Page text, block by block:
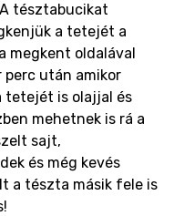
tésztabucikat
a tetejét a
megkent oldalával
után amikor
tetejét is olajjal és
mehetnek is rá a
sajt,
és még kevés
a tészta másik fele is